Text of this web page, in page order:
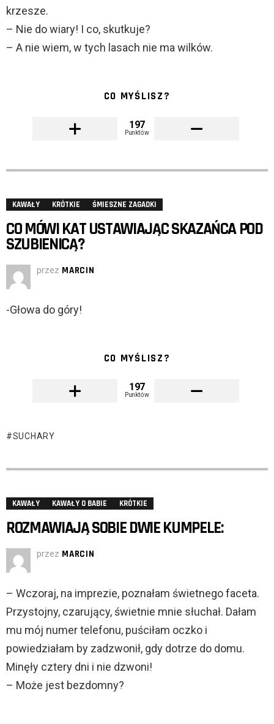
krzesze.
– Nie do wiary! I co, skutkuje?
– A nie wiem, w tych lasach nie ma wilków.
CO MYŚLISZ?
197
Punktów
KAWAŁY KRÓTKIE ŚMIESZNE ZAGADKI
CO MÓWI KAT USTAWIAJĄC SKAZAŃCA POD
SZUBIENICĄ?
przez MARCIN
-Głowa do góry!
CO MYŚLISZ?
197
Punktów
SUCHARY
KAWAŁY KAWAŁY O BABIE KRÓTKIE
ROZMAWIAJĄ SOBIE DWIE KUMPELE:
przez MARCIN
– Wczoraj, na imprezie, poznałam świetnego faceta.
Przystojny, czarujący, świetnie mnie słuchał. Dałam
mu mój numer telefonu, puściłam oczko i
powiedziałam by zadzwonił, gdy dotrze do domu.
Minęły cztery dni i nie dzwoni!
– Może jest bezdomny?